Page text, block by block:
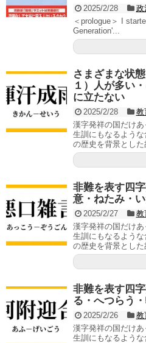
2025/2/28
政
＜prologue＞ I
Generation'...
さまざまな状
１）人が多い
に立たない
2025/2/28
教
漢字発祥の国だけ
生訓にもなるよう
の歴史を背景とした
非難を表す四
意・ねたみ・
2025/2/27
教
漢字発祥の国だけ
生訓にもなるよう
の歴史を背景とした
非難を表す四
る・へつらう
2025/2/26
教
漢字発祥の国だけ
生訓にもなるよう